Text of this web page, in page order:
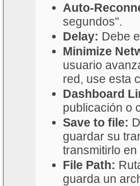
Auto-
segundos".
Delay: Debe
Minimize
usuario
red, use esta
Dashboard
publicación o
Save to file:
guardar su
transmitirlo
File Path:
guarda un